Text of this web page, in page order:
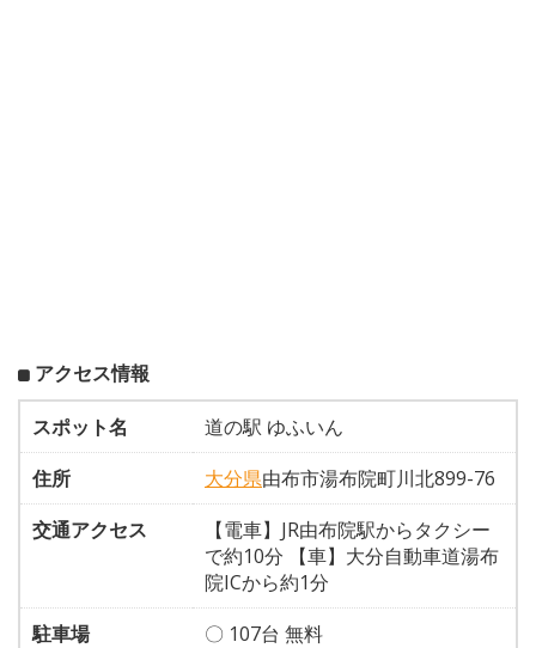
アクセス情報
スポット名
道の駅 ゆふいん
住所
大分県由布市湯布院町川北899-76
交通アクセス
【電車】JR由布院駅からタクシー
で約10分 【車】大分自動車道湯布
院ICから約1分
駐車場
〇 107台 無料